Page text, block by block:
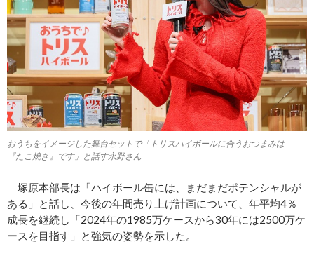
おうちをイメージした舞台セットで「トリスハイボールに合うおつまみは
『たこ焼き』です」と話す永野さん
塚原本部長は「ハイボール缶には、まだまだポテンシャルが
ある」と話し、今後の年間売り上げ計画について、年平均4％
成長を継続し「2024年の1985万ケースから30年には2500万ケ
ースを目指す」と強気の姿勢を示した。